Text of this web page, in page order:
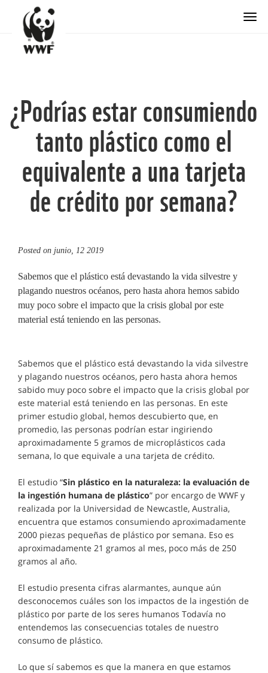
¿Podrías estar consumiendo
tanto plástico como el
equivalente a una tarjeta
de crédito por semana?
Posted on junio, 12 2019
​Sabemos que el plástico está devastando la vida silvestre y
plagando nuestros océanos, pero hasta ahora hemos sabido
muy poco sobre el impacto que la crisis global por este
material está teniendo en las personas.
Sabemos que el plástico está devastando la vida silvestre
y plagando nuestros océanos, pero hasta ahora hemos
sabido muy poco sobre el impacto que la crisis global por
este material está teniendo en las personas. En este
primer estudio global, hemos descubierto que, en
promedio, las personas podrían estar ingiriendo
aproximadamente 5 gramos de microplásticos cada
semana, lo que equivale a una tarjeta de crédito.
El estudio “Sin plástico en la naturaleza: la evaluación de
la ingestión humana de plástico” por encargo de WWF y
realizada por la Universidad de Newcastle, Australia,
encuentra que estamos consumiendo aproximadamente
2000 piezas pequeñas de plástico por semana. Eso es
aproximadamente 21 gramos al mes, poco más de 250
gramos al año.
El estudio presenta cifras alarmantes, aunque aún
desconocemos cuáles son los impactos de la ingestión de
plástico por parte de los seres humanos Todavía no
entendemos las consecuencias totales de nuestro
consumo de plástico.
Lo que sí sabemos es que la manera en que estamos